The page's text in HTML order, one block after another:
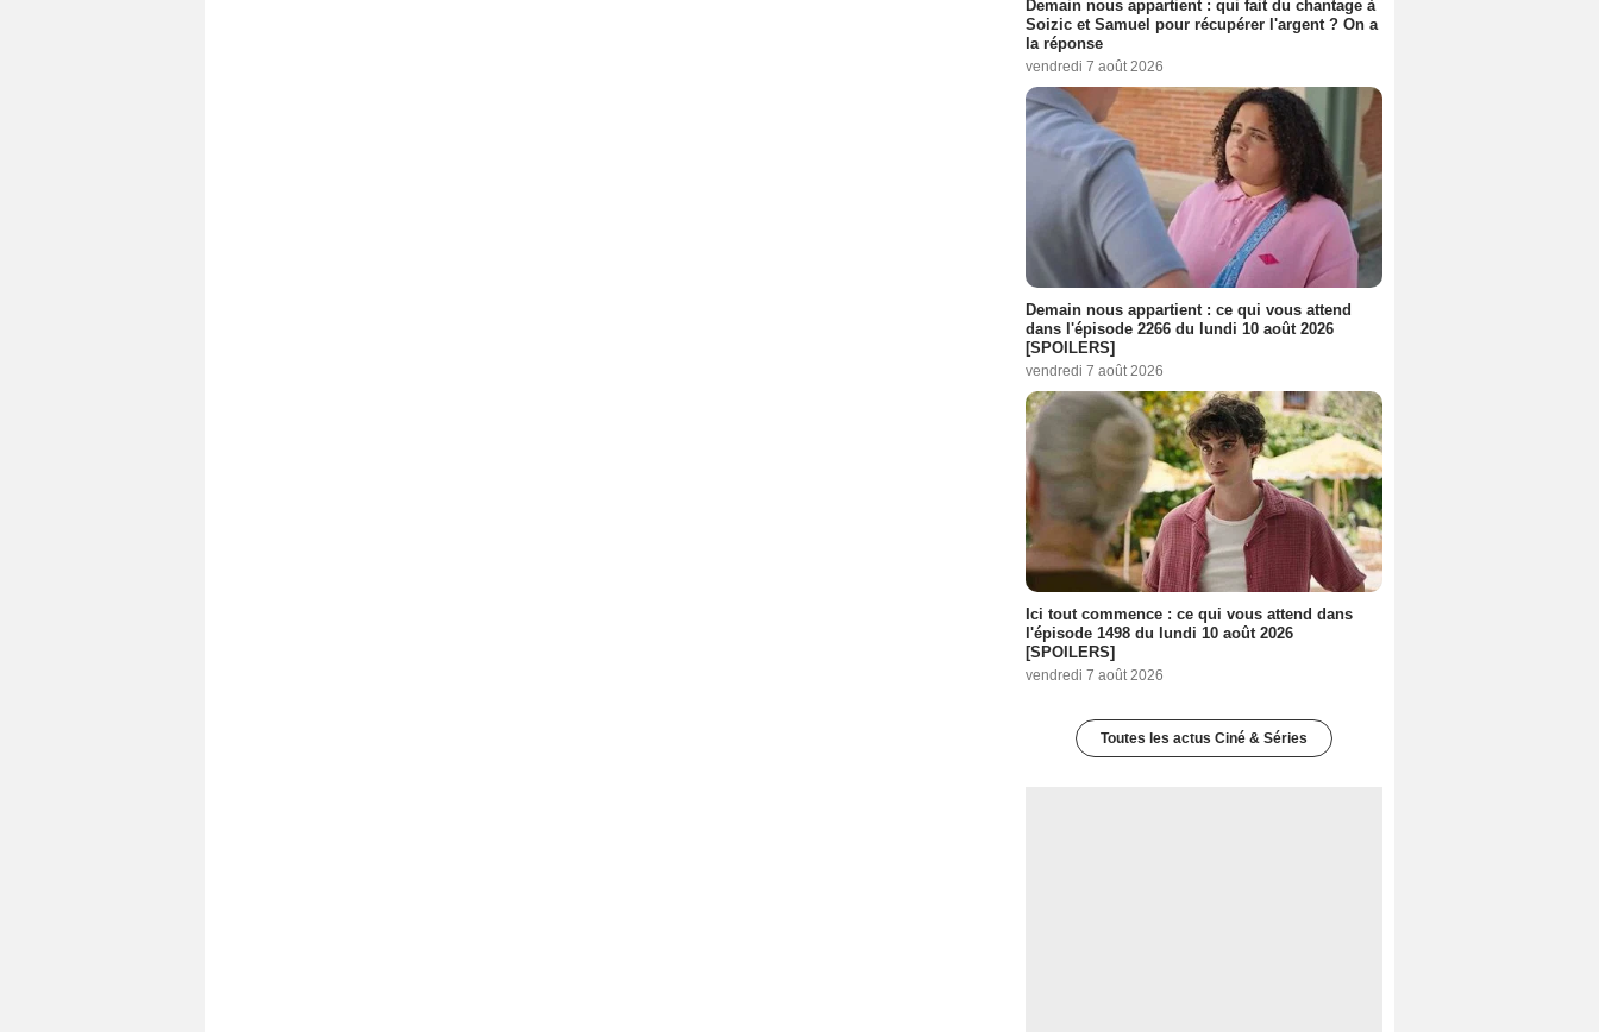
Demain nous appartient : qui fait du chantage à
Soizic et Samuel pour récupérer l'argent ? On a
la réponse
vendredi 7 août 2026
Demain nous appartient : ce qui vous attend
dans l'épisode 2266 du lundi 10 août 2026
[SPOILERS]
vendredi 7 août 2026
Ici tout commence : ce qui vous attend dans
l'épisode 1498 du lundi 10 août 2026
[SPOILERS]
vendredi 7 août 2026
Toutes les actus Ciné & Séries